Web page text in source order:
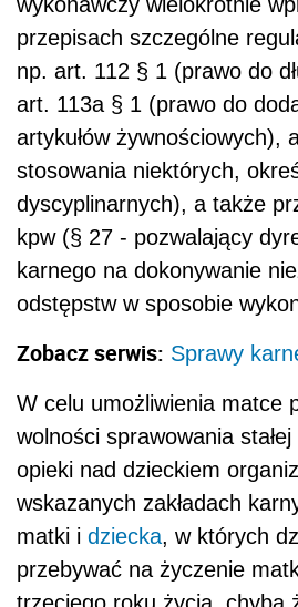
przepisach szczególne
np. art. 112 § 1 (prawo do
art. 113a § 1 (prawo do
artykułów żywnościowych),
stosowania niektórych,
dyscyplinarnych), a także
kpw (§ 27 - pozwalający
karnego na dokonywanie
odstępstw w sposobie
Zobacz serwis: Sprawy
W celu umożliwienia matce
wolności sprawowania
opieki nad dzieckiem
wskazanych zakładach
matki i dziecka, w których
przebywać na życzenie